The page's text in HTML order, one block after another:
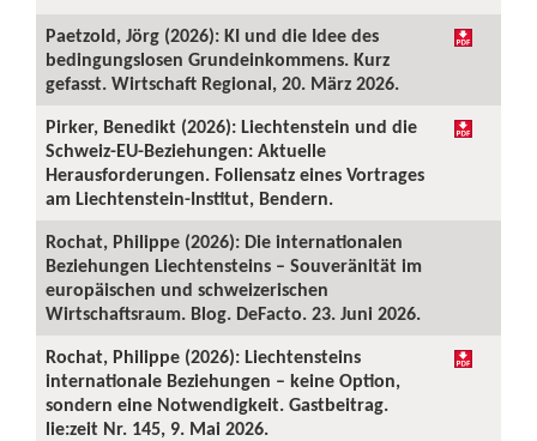
Paetzold, Jörg (2026): KI und die Idee des
bedingungslosen Grundeinkommens. Kurz
gefasst. Wirtschaft Regional, 20. März 2026.
Pirker, Benedikt (2026): Liechtenstein und die
Schweiz-EU-Beziehungen: Aktuelle
Herausforderungen. Foliensatz eines Vortrages
am Liechtenstein-Institut, Bendern.
Rochat, Philippe (2026): Die internationalen
Beziehungen Liechtensteins – Souveränität im
europäischen und schweizerischen
Wirtschaftsraum. Blog. DeFacto. 23. Juni 2026.
Rochat, Philippe (2026): Liechtensteins
internationale Beziehungen – keine Option,
sondern eine Notwendigkeit. Gastbeitrag.
lie:zeit Nr. 145, 9. Mai 2026.